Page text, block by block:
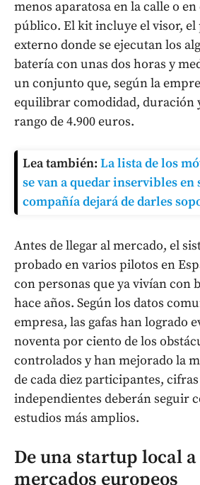
menos aparatosa en la calle o
público. El kit incluye el visor, el
externo donde se ejecutan los
batería con unas dos horas y
un conjunto que, según la
equilibrar comodidad, duración
rango de 4.900 euros.
Lea también: La lista de los
se van a quedar inservibles en
compañía dejará de darles
Antes de llegar al mercado, el
probado en varios pilotos en
con personas que ya vivían con
hace años. Según los datos
empresa, las gafas han logrado
noventa por ciento de los
controlados y han mejorado la
de cada diez participantes,
independientes deberán seguir
estudios más amplios.
De una startup local a
mercados europeos